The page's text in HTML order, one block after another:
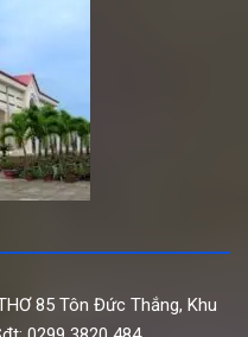
85 Tôn Đức Thắng, Khu